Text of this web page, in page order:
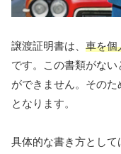
譲渡証明書は、 車を個
です。この書類がな
ができません。そのた
となります。
具体的な書き方として